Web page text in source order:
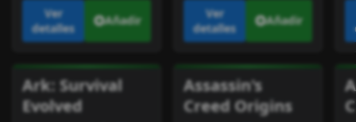
Ver
detalles
Añadir
Ver
detalles
Añadir
Ark: Survival
Evolved
Assassin's
Creed Origins